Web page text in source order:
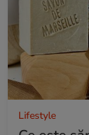
Lifestyle